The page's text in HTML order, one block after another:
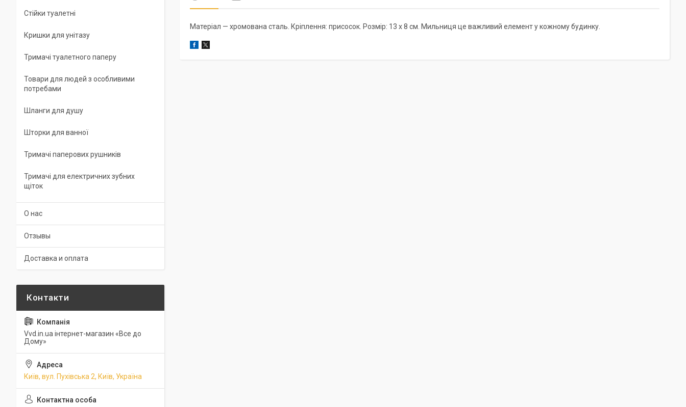
Матеріал — хромована сталь. Кріплення: присосок. Розмір: 13 х 8 см. Мильниця це важливий елемент у кожному будинку.
Стійки туалетні
Кришки для унітазу
Тримачі туалетного паперу
Товари для людей з особливими
потребами
Шланги для душу
Шторки для ванної
Тримачі паперових рушників
Тримачі для електричних зубних
щіток
О нас
Отзывы
Доставка и оплата
Vvd.in.ua інтернет-магазин «Все до
Дому»
Київ, вул. Пухівська 2, Київ, Україна